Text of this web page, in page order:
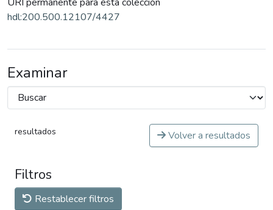
hdl:200.500.12107/4427
Examinar
resultados Volver a resultados
Filtros
Restablecer filtros